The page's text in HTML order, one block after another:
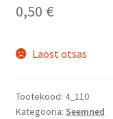
0,50 €
Laost otsas
Tootekood: 4_110
Kategooria: Seemned